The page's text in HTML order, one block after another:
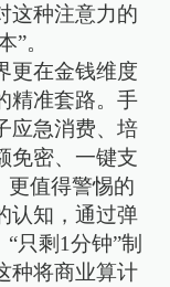
这种注意力的
”。
更在金钱维度
精准套路。手
应急消费、培
免密、一键支
更值得警惕的
认知，通过弹
只剩1分钟”制
种将商业算计